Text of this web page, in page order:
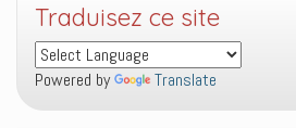
Traduisez ce site
Powered by Translate